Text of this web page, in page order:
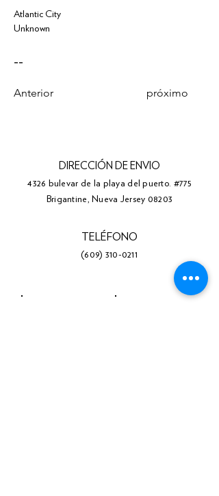
Atlantic City
Unknown
--
Anterior próximo
DIRECCIÓN DE ENVIO
4326 bulevar de la playa del puerto. #775
Brigantine, Nueva Jersey 08203
TELÉFONO
(609) 310-0211